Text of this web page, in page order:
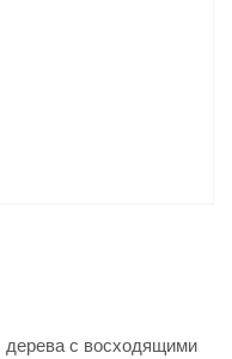
дерева с восходящими